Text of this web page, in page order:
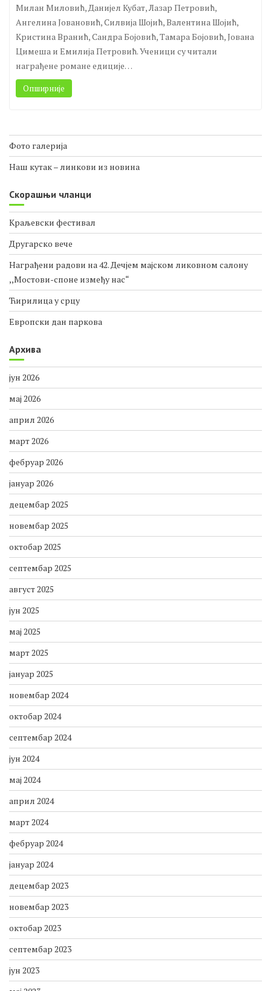
Милан Миловић, Данијел Кубат, Лазар Петровић,
Ангелина Јовановић, Силвија Шојић, Валентина Шојић,
Кристина Вранић, Сандра Бојовић, Тамара Бојовић, Јована
Цимеша и Емилија Петровић. Ученици су читали
награђене романе едиције…
Опширније
Фото галерија
Наш кутак – линкови из новина
Скорашњи чланци
Краљевски фестивал
Другарско вече
Награђени радови на 42. Дечјем мајском ликовном салону
,,Мостови-споне између нас“
Ћирилица у срцу
Европски дан паркова
Архива
јун 2026
мај 2026
април 2026
март 2026
фебруар 2026
јануар 2026
децембар 2025
новембар 2025
октобар 2025
септембар 2025
август 2025
јун 2025
мај 2025
март 2025
јануар 2025
новембар 2024
октобар 2024
септембар 2024
јун 2024
мај 2024
април 2024
март 2024
фебруар 2024
јануар 2024
децембар 2023
новембар 2023
октобар 2023
септембар 2023
јун 2023